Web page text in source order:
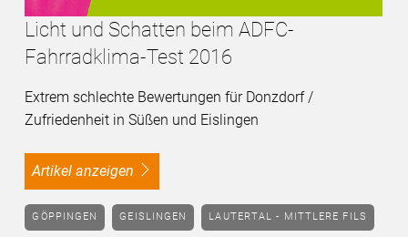
Licht und Schatten beim ADFC-
Fahrradklima-Test 2016
Extrem schlechte Bewertungen für Donzdorf /
Zufriedenheit in Süßen und Eislingen
Artikel anzeigen
GÖPPINGEN GEISLINGEN LAUTERTAL - MITTLERE FILS